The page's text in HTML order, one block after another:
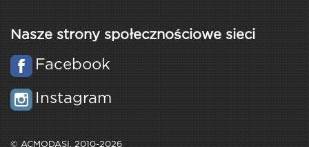
Nasze strony społecznościowe sieci
Facebook
Instagram
© ACMODASI, 2010-2026